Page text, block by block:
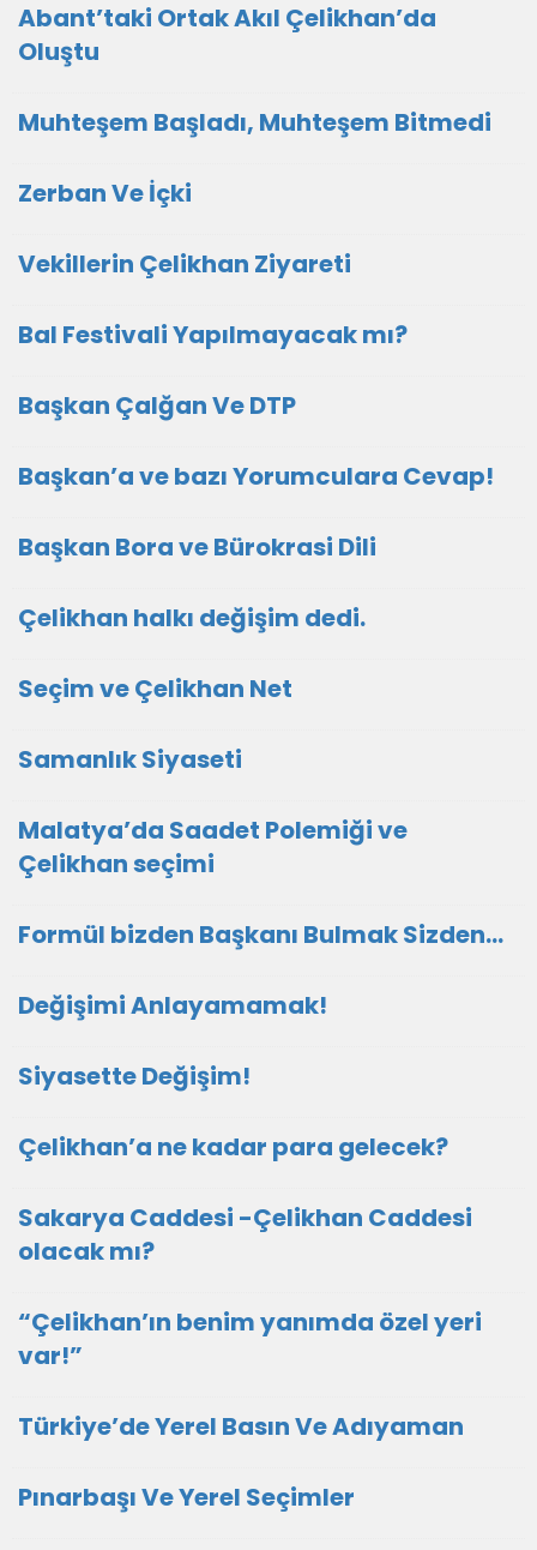
Abant’taki Ortak Akıl Çelikhan’da
Oluştu
Muhteşem Başladı, Muhteşem Bitmedi
Zerban Ve İçki
Vekillerin Çelikhan Ziyareti
Bal Festivali Yapılmayacak mı?
Başkan Çalğan Ve DTP
Başkan’a ve bazı Yorumculara Cevap!
Başkan Bora ve Bürokrasi Dili
Çelikhan halkı değişim dedi.
Seçim ve Çelikhan Net
Samanlık Siyaseti
Malatya’da Saadet Polemiği ve
Çelikhan seçimi
Formül bizden Başkanı Bulmak Sizden…
Değişimi Anlayamamak!
Siyasette Değişim!
Çelikhan’a ne kadar para gelecek?
Sakarya Caddesi -Çelikhan Caddesi
olacak mı?
“Çelikhan’ın benim yanımda özel yeri
var!”
Türkiye’de Yerel Basın Ve Adıyaman
Pınarbaşı Ve Yerel Seçimler